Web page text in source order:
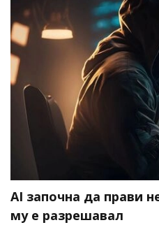
AI започна да прави
му е разрешавал